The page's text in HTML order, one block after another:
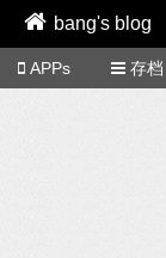
bang's blog
APPs 存档